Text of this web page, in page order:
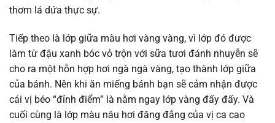
thơm lá dứa thực sự.
Tiếp theo là lớp giữa màu hơi vàng vàng, vì lớp đó được
làm từ đậu xanh bóc vỏ trộn với sữa tươi đánh nhuyễn sẽ
cho ra một hỗn hợp hơi ngà ngà vàng, tạo thành lớp giữa
của bánh. Nên khi ăn miếng bánh bạn sẽ cảm nhận được
cái vị béo “đỉnh điểm” là nằm ngay lớp vàng đấy đấy. Và
cuối cùng là lớp màu nâu hơi đăng đắng của vị ca cao